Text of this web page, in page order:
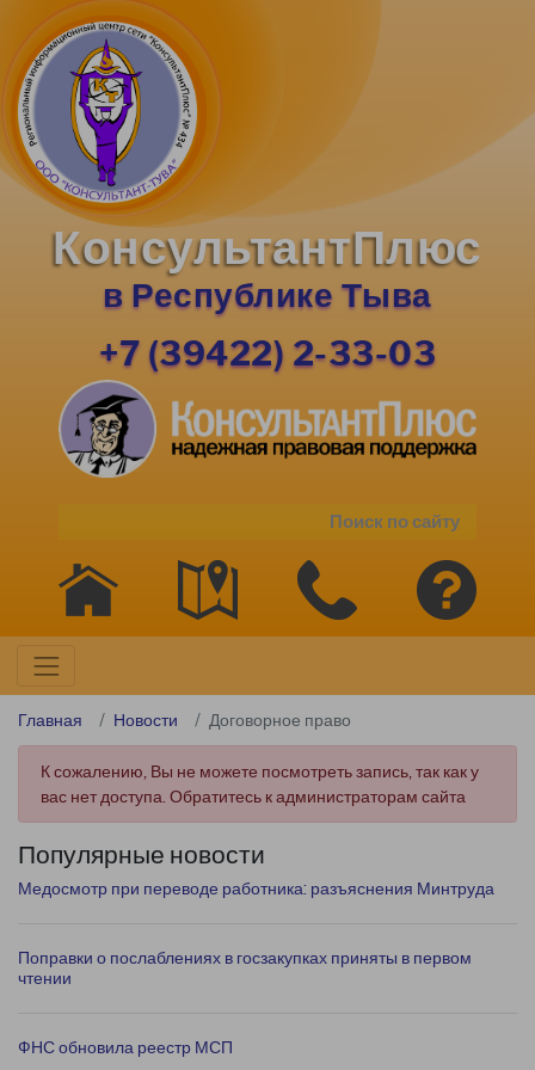
КонсультантПлюс
в Республике Тыва
+7 (39422) 2-33-03
Главная Новости Договорное право
К сожалению, Вы не можете посмотреть запись, так как у
вас нет доступа. Обратитесь к администраторам сайта
Популярные новости
Медосмотр при переводе работника: разъяснения Минтруда
Поправки о послаблениях в госзакупках приняты в первом
чтении
ФНС обновила реестр МСП